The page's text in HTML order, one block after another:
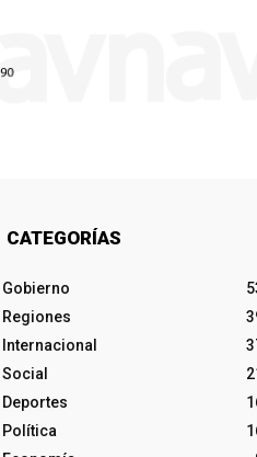
CATEGORÍAS
Gobierno
Regiones
Internacional
Social
Deportes
Política